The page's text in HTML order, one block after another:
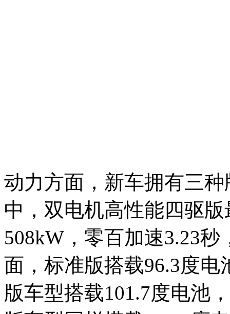
动力方面，新车拥有三
中，双电机高性能四驱
508kW，零百加速3.23
面，标准版搭载96.3度电
版车型搭载101.7度电池